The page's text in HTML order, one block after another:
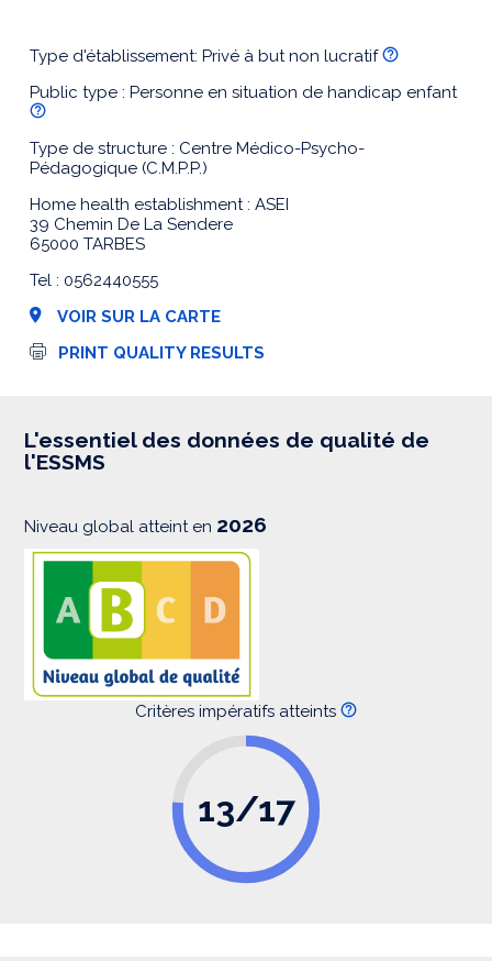
Type d'établissement: Privé à but non lucratif
Public type : Personne en situation de handicap enfant
Type de structure : Centre Médico-Psycho-
Pédagogique (C.M.P.P.)
Home health establishment : ASEI
39 Chemin De La Sendere
65000 TARBES
Tel : 0562440555
VOIR SUR LA CARTE
I
s
i
PRINT QUALITY RESULTS
L'essentiel des données de qualité de
l'ESSMS
Niveau global atteint en 2026
Critères impératifs atteints
13/17